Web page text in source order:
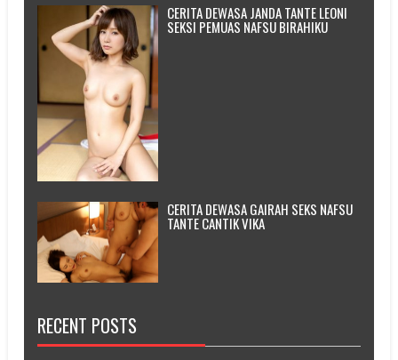
CERITA DEWASA JANDA TANTE LEONI
SEKSI PEMUAS NAFSU BIRAHIKU
CERITA DEWASA GAIRAH SEKS NAFSU
TANTE CANTIK VIKA
RECENT POSTS